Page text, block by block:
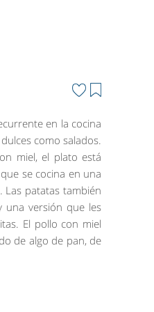
en la cocina
como salados.
miel, el plato está
se cocina en una
patatas también
una versión que les
El pollo con miel
de algo de pan, de